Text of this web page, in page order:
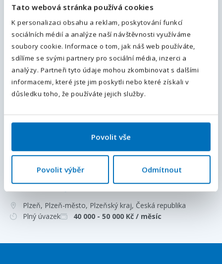
Tato webová stránka používá cookies
K personalizaci obsahu a reklam, poskytování funkcí
sociálních médií a analýze naší návštěvnosti využíváme
soubory cookie. Informace o tom, jak náš web používáte,
sdílíme se svými partnery pro sociální média, inzerci a
analýzy. Partneři tyto údaje mohou zkombinovat s dalšími
informacemi, které jste jim poskytli nebo které získali v
důsledku toho, že používáte jejich služby.
Povolit vše
Povolit výběr Odmítnout
Podobné pracovní nabídky
🔥 Hledáme Operátora CNC autoklávu
m/ž
Hlavní město Praha , Česká republika
Plný úvazek
40 000 - 50 000Kč / měsíc
Operátor výroby – dokončování a
obsluha strojů |m/ž|
Operátor CNC strojů (m/ž) | Plzeň | 💰
až 45 000 Kč
Plzeň, Plzeň-město, Plzeňský kraj, Česká republika
Plný úvazek
40 000 - 50 000 Kč / měsíc
Váš telefon*
Předvolba
Odesláním souhlasíte sezpracováním osobních údajů.
Odeslat